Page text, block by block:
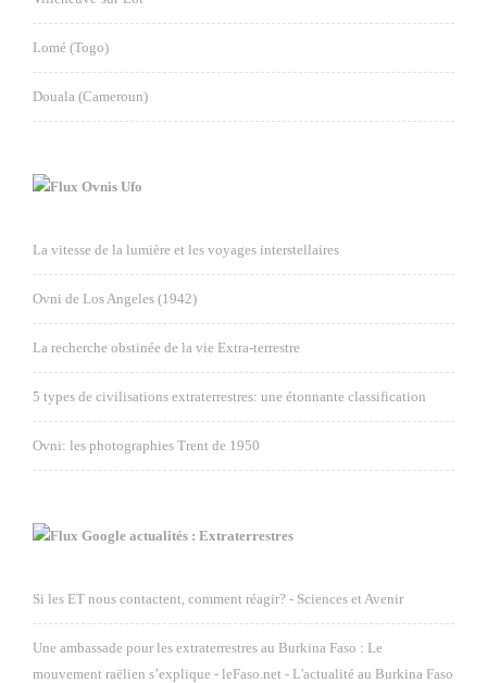
Lomé (Togo)
Douala (Cameroun)
Ovnis Ufo
La vitesse de la lumière et les voyages interstellaires
Ovni de Los Angeles (1942)
La recherche obstinée de la vie Extra-terrestre
5 types de civilisations extraterrestres: une étonnante classification
Ovni: les photographies Trent de 1950
Google actualités : Extraterrestres
Si les ET nous contactent, comment réagir? - Sciences et Avenir
Une ambassade pour les extraterrestres au Burkina Faso : Le
mouvement raëlien s’explique - leFaso.net - L'actualité au Burkina Faso